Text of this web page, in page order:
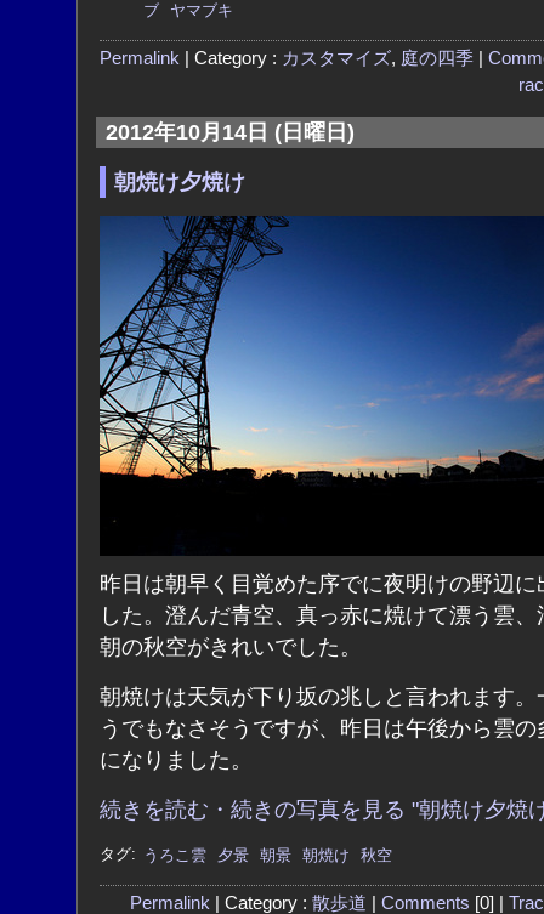
ブ
ヤマブキ
Permalink | Category : カスタマイズ, 庭の四季|
2012年10月14日 (日曜日)
朝焼け夕焼け
昨日は朝早く目覚めた序でに夜明けの野辺に
した。澄んだ青空、真っ赤に焼けて漂う雲、
朝の秋空がきれいでした。
朝焼けは天気が下り坂の兆しと言われます。
うでもなさそうですが、昨日は午後から雲の
になりました。
続きを読む・続きの写真を見る "朝焼け夕焼
タグ: うろこ雲 夕景 朝景 朝焼け 秋空
Permalink | Category : 散歩道 Comments [0] |